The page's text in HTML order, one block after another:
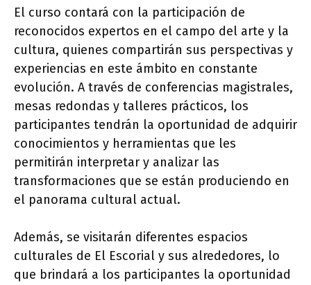
El curso contará con la participación de
reconocidos expertos en el campo del arte y la
cultura, quienes compartirán sus perspectivas y
experiencias en este ámbito en constante
evolución. A través de conferencias magistrales,
mesas redondas y talleres prácticos, los
participantes tendrán la oportunidad de adquirir
conocimientos y herramientas que les
permitirán interpretar y analizar las
transformaciones que se están produciendo en
el panorama cultural actual.
Además, se visitarán diferentes espacios
culturales de El Escorial y sus alrededores, lo
que brindará a los participantes la oportunidad